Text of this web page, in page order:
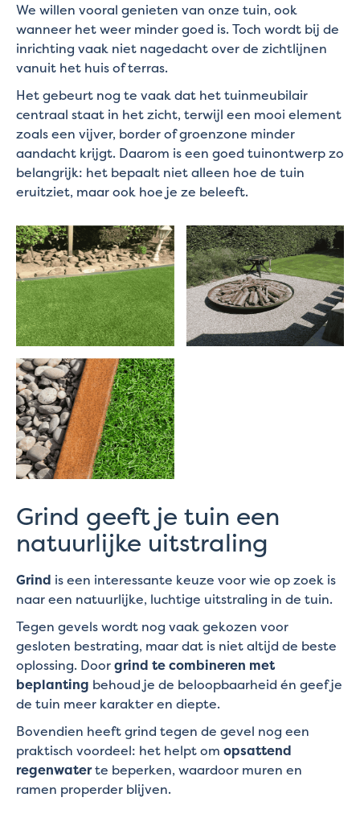
We willen vooral genieten van onze tuin, ook
wanneer het weer minder goed is. Toch wordt bij de
inrichting vaak niet nagedacht over de zichtlijnen
vanuit het huis of terras.
Het gebeurt nog te vaak dat het tuinmeubilair
centraal staat in het zicht, terwijl een mooi element
zoals een vijver, border of groenzone minder
aandacht krijgt. Daarom is een goed tuinontwerp zo
belangrijk: het bepaalt niet alleen hoe de tuin
eruitziet, maar ook hoe je ze beleeft.
Grind geeft je tuin een
natuurlijke uitstraling
Grind is een interessante keuze voor wie op zoek is
naar een natuurlijke, luchtige uitstraling in de tuin.
Tegen gevels wordt nog vaak gekozen voor
gesloten bestrating, maar dat is niet altijd de beste
oplossing. Doorgrind te combineren met
beplanting behoud je de beloopbaarheid én geef je
de tuin meer karakter en diepte.
Bovendien heeft grind tegen de gevel nog een
praktisch voordeel: het helpt om opsattend
regenwaterte beperken, waardoor muren en
ramen properder blijven.